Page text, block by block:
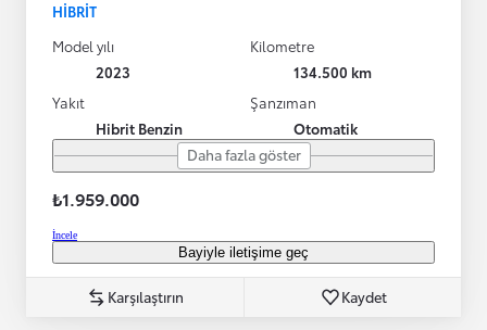
HIBRIT
Model yılı
2023
Kilometre
134.500 km
Yakıt
Hibrit Benzin
Şanzıman
Otomatik
Daha fazla göster
₺1.959.000
İncele
Bayiyle iletişime geç
Karşılaştırın Kaydet